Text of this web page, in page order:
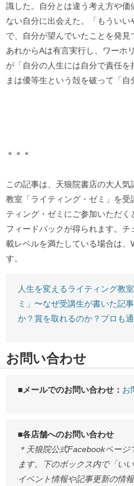
識した。自分とは違う考え方や
ない自分に出会えた。「もうい
で、自分が望んでいたことを発見
あれからAは有言実行し、ワーホ
が「自分の人生には自分で責任
まは優等生という殻を破って「自
＊＊＊
この記事は、天狼院書店の大人
教室「ライティング・ゼミ」を
ティング・ゼミにご参加いただ
フィードバックが得られます。
載レベルを満たしている場合は、
す。
人生を変えるライティング教
ミ」〜なぜ受講生が書いた記
か？賞を取れるのか？プロも
お問い合わせ
■メールでのお問い合わせ： お
■各店舗へのお問い合わせ
＊天狼院公式Facebookペー
ます。下のボックス内で「い
イベント情報や記事更新の情